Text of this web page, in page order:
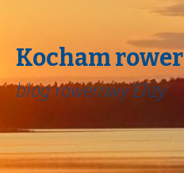
Kocham rower
blog rowerowy Elizy